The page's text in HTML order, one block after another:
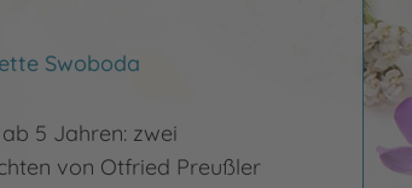
Swoboda
5 Jahren: zwei
von Otfried Preußler